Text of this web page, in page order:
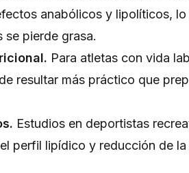
anabólicos y lipolíticos,
se pierde grasa.
Para atletas con vida
resultar más práctico que
Estudios en deportistas
perfil lipídico y reducción de